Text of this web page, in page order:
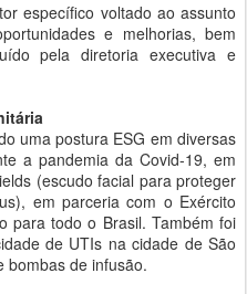
específico voltado ao assunto
e melhorias, bem
pela diretoria executiva e
uma postura ESG em diversas
a pandemia da Covid-19, em
(escudo facial para proteger
em parceria com o Exército
para todo o Brasil. Também foi
de UTIs na cidade de São
bombas de infusão.